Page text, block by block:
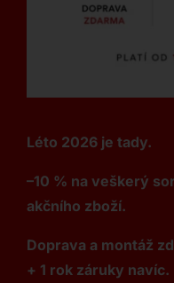
Léto 2026 je tady.
–10 % na veškerý
akčního zboží.
Doprava a montáž
+ 1 rok záruky navíc.